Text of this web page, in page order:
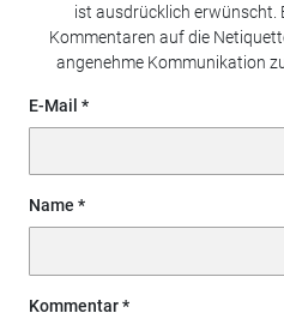
ist ausdrücklich erwünscht.
Kommentaren auf die
angenehme Kommunikation
E-Mail
Name
Kommentar